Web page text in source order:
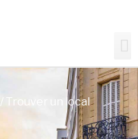
/ Trouver un local